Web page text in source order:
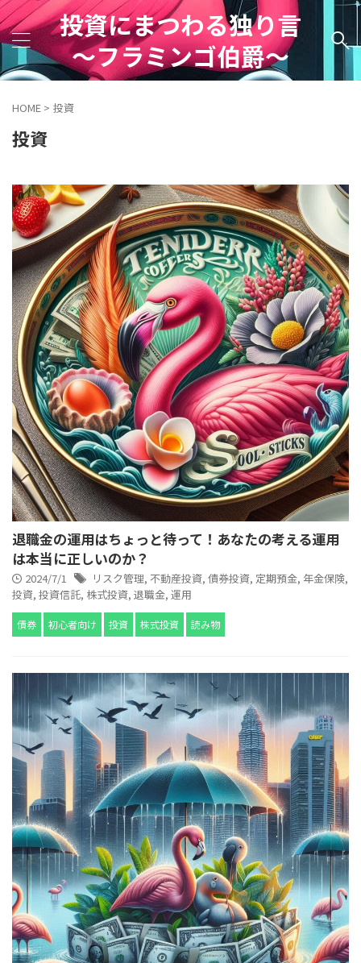
投資にまつわる独り言
～フラミンゴ伯爵～
HOME > 投資
投資
退職金の運用はちょっと待って！あなたの考える運用
は本当に正しいのか？
2024/7/1 リスク管理, 不動産投資, 債券投資, 定期預金, 年金保険,
投資, 投資信託, 株式投資, 退職金, 運用
債券 初心者向け 投資 株式投資 読み物